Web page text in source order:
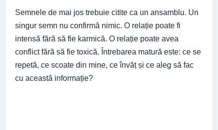
Semnele de mai jos trebuie citite ca un ansamblu. Un
singur semn nu confirmă nimic. O relație poate fi
intensă fără să fie karmică. O relație poate avea
conflict fără să fie toxică. Întrebarea matură este: ce se
repetă, ce scoate din mine, ce învăț și ce aleg să fac
cu această informație?